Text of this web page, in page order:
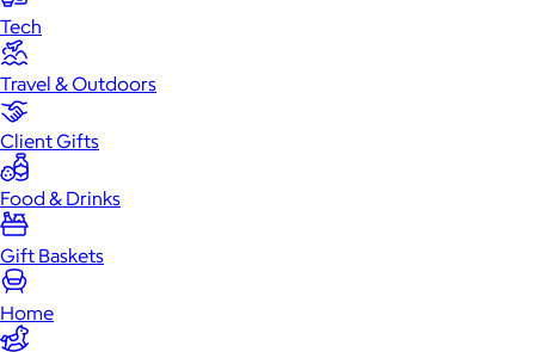
Tech
Travel & Outdoors
Client Gifts
Food & Drinks
Gift Baskets
Home